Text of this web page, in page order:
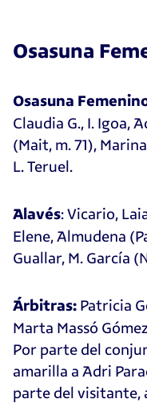
Osasuna
Osasuna
Claudia G., I. Igoa,
(Mait, m. 71),
L. Teruel.
Alavés: Vicario,
Elene, Almudena
Guallar, M. García
Árbitras: Patricia
Marta Massó
Por parte del
amarilla a Adri
parte del visitante,